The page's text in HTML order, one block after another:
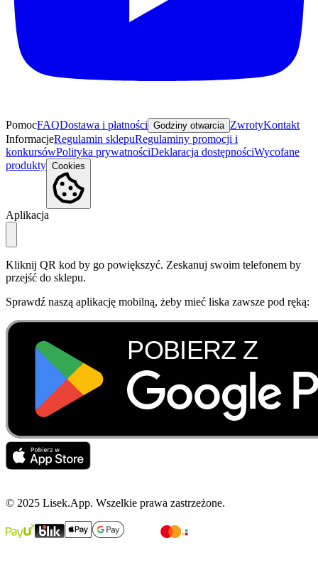
PomocFAQDostawa i płatności Godziny otwarcia ZwrotyKontakt
InformacjeRegulamin sklepuRegulaminy promocji i
konkursówPolityka prywatnościDeklaracja dostępnościWycofane
produkty Cookies
Aplikacja
Kliknij QR kod by go powiększyć. Zeskanuj swoim telefonem by
przejść do sklepu.
Sprawdź naszą aplikację mobilną, żeby mieć liska zawsze pod ręką:
© 2025 Lisek.App. Wszelkie prawa zastrzeżone.